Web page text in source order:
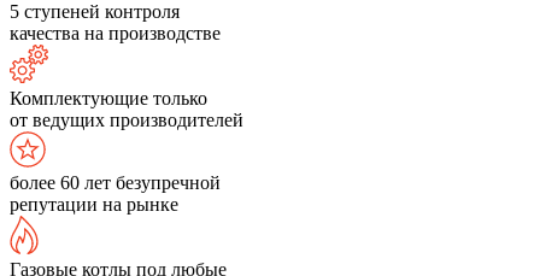
5 ступеней контроля
качества на производстве
Комплектующие только
от ведущих производителей
более 60 лет безупречной
репутации на рынке
Газовые котлы под любые